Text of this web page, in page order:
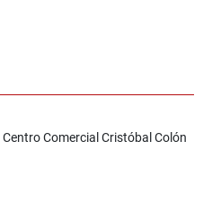
Comercial Cristóbal Colón